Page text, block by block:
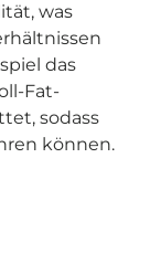
was
das
Fat-
sodass
können.